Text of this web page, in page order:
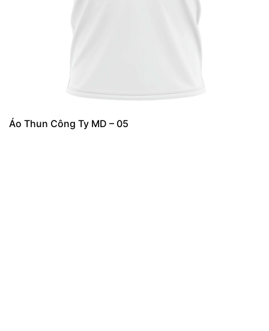
Áo Thun Công Ty MD – 05